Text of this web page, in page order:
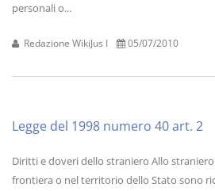
personali o...
Redazione WikiJus I 05/07/2010
Legge del 1998 numero 40 art. 2
Diritti e doveri dello straniero Allo
frontiera o nel territorio dello Stato sono